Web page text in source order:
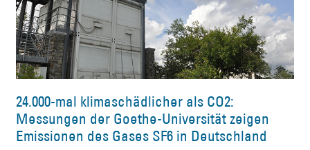
24.000-mal klimaschädlicher als CO2:
Messungen der Goethe-Universität zeigen
Emissionen des Gases SF6 in Deutschland